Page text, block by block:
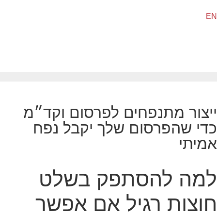
EN
ייצור מתנפחים לפרסום וקד״מ
כדי שהפרסום שלך יקבל נפח
אמיתי
למה להסתפק בשלט
חוצות רגיל אם אפשר